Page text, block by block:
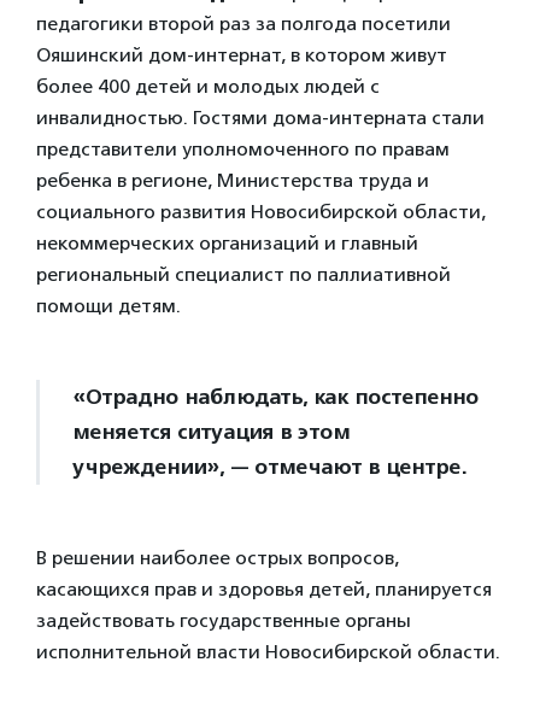
педагогики второй раз за полгода посетили
Ояшинский дом-интернат, в котором живут
более 400 детей и молодых людей с
инвалидностью. Гостями дома-интерната стали
представители уполномоченного по правам
ребенка в регионе, Министерства труда и
социального развития Новосибирской области,
некоммерческих организаций и главный
региональный специалист по паллиативной
помощи детям.
«Отрадно наблюдать, как постепенно
меняется ситуация в этом
учреждении», — отмечают в центре.
В решении наиболее острых вопросов,
касающихся прав и здоровья детей, планируется
задействовать государственные органы
исполнительной власти Новосибирской области.